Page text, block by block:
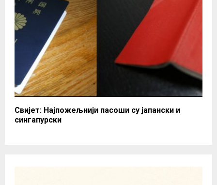
Свијет: Најпожељнији пасоши су јапански и
сингапурски